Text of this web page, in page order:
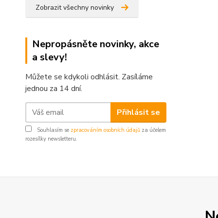
Zobrazit všechny novinky
Nepropásněte novinky, akce
a slevy!
Můžete se kdykoli odhlásit. Zasíláme
jednou za 14 dní.
Přihlásit se
Souhlasím se zpracováním osobních údajů za účelem
rozesílky newsletteru.